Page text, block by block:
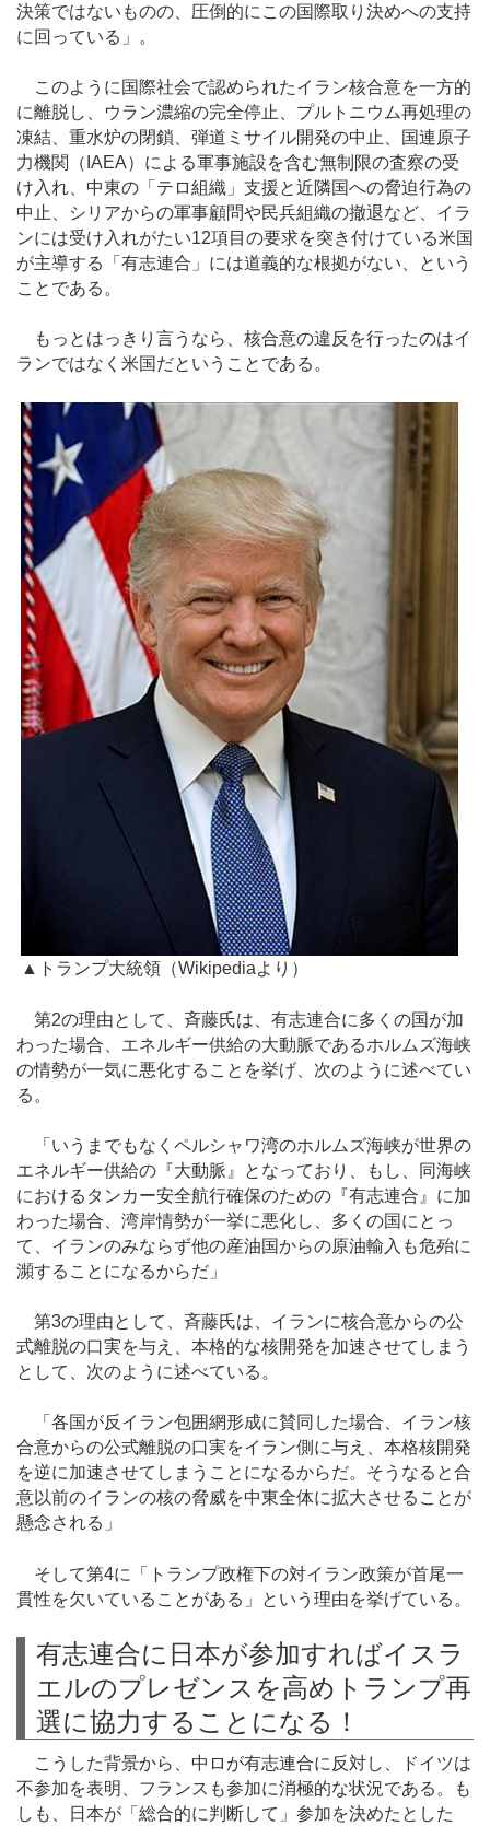
決策ではないものの、圧倒的にこの国際取り決めへの支持
に回っている」。
このように国際社会で認められたイラン核合意を一方的
に離脱し、ウラン濃縮の完全停止、プルトニウム再処理の
凍結、重水炉の閉鎖、弾道ミサイル開発の中止、国連原子
力機関（IAEA）による軍事施設を含む無制限の査察の受
け入れ、中東の「テロ組織」支援と近隣国への脅迫行為の
中止、シリアからの軍事顧問や民兵組織の撤退など、イラ
ンには受け入れがたい12項目の要求を突き付けている米国
が主導する「有志連合」には道義的な根拠がない、という
ことである。
もっとはっきり言うなら、核合意の違反を行ったのはイ
ランではなく米国だということである。
▲トランプ大統領（Wikipediaより）
第2の理由として、斉藤氏は、有志連合に多くの国が加
わった場合、エネルギー供給の大動脈であるホルムズ海峡
の情勢が一気に悪化することを挙げ、次のように述べてい
る。
「いうまでもなくペルシャワ湾のホルムズ海峡が世界の
エネルギー供給の『大動脈』となっており、もし、同海峡
におけるタンカー安全航行確保のための『有志連合』に加
わった場合、湾岸情勢が一挙に悪化し、多くの国にとっ
て、イランのみならず他の産油国からの原油輸入も危殆に
瀕することになるからだ」
第3の理由として、斉藤氏は、イランに核合意からの公
式離脱の口実を与え、本格的な核開発を加速させてしまう
として、次のように述べている。
「各国が反イラン包囲網形成に賛同した場合、イラン核
合意からの公式離脱の口実をイラン側に与え、本格核開発
を逆に加速させてしまうことになるからだ。そうなると合
意以前のイランの核の脅威を中東全体に拡大させることが
懸念される」
そして第4に「トランプ政権下の対イラン政策が首尾一
貫性を欠いていることがある」という理由を挙げている。
有志連合に日本が参加すればイスラ
エルのプレゼンスを高めトランプ再
選に協力することになる！
こうした背景から、中ロが有志連合に反対し、ドイツは
不参加を表明、フランスも参加に消極的な状況である。も
しも、日本が「総合的に判断して」参加を決めたとした